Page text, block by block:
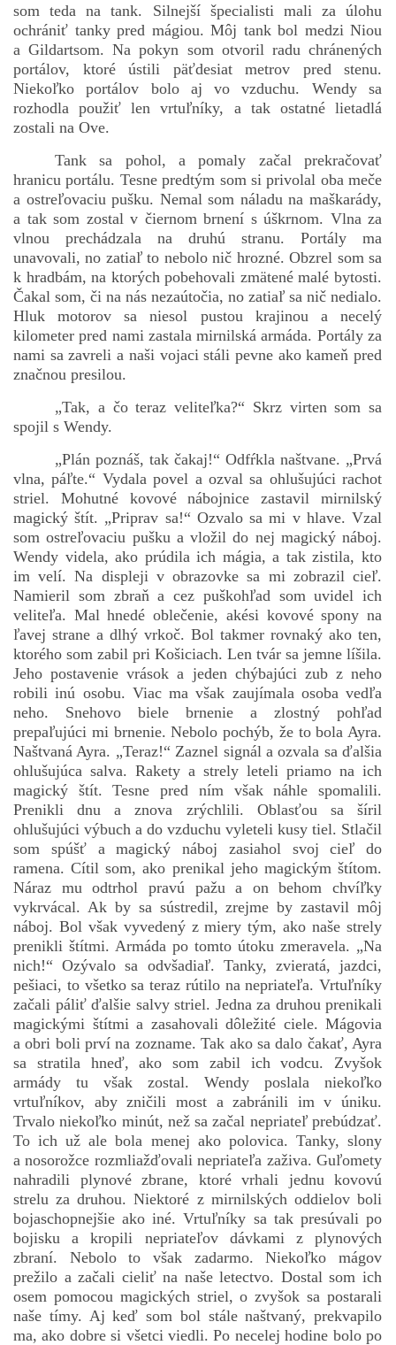
som teda na tank. Silnejší špecialisti mali za úlohu
ochrániť tanky pred mágiou. Môj tank bol medzi Niou
a Gildartsom. Na pokyn som otvoril radu chránených
portálov, ktoré ústili päťdesiat metrov pred stenu.
Niekoľko portálov bolo aj vo vzduchu. Wendy sa
rozhodla použiť len vrtuľníky, a tak ostatné lietadlá
zostali na Ove.
Tank sa pohol, a pomaly začal prekračovať
hranicu portálu. Tesne predtým som si privolal oba meče
a ostreľovaciu pušku. Nemal som náladu na maškarády,
a tak som zostal v čiernom brnení s úškrnom. Vlna za
vlnou prechádzala na druhú stranu. Portály ma
unavovali, no zatiaľ to nebolo nič hrozné. Obzrel som sa
k hradbám, na ktorých pobehovali zmätené malé bytosti.
Čakal som, či na nás nezaútočia, no zatiaľ sa nič nedialo.
Hluk motorov sa niesol pustou krajinou a necelý
kilometer pred nami zastala mirnilská armáda. Portály za
nami sa zavreli a naši vojaci stáli pevne ako kameň pred
značnou presilou.
„Tak, a čo teraz veliteľka?“ Skrz virten som sa
spojil s Wendy.
„Plán poznáš, tak čakaj!“ Odfŕkla naštvane. „Prvá
vlna, páľte.“ Vydala povel a ozval sa ohlušujúci rachot
striel. Mohutné kovové nábojnice zastavil mirnilský
magický štít. „Priprav sa!“ Ozvalo sa mi v hlave. Vzal
som ostreľovaciu pušku a vložil do nej magický náboj.
Wendy videla, ako prúdila ich mágia, a tak zistila, kto
im velí. Na displeji v obrazovke sa mi zobrazil cieľ.
Namieril som zbraň a cez puškohľad som uvidel ich
veliteľa. Mal hnedé oblečenie, akési kovové spony na
ľavej strane a dlhý vrkoč. Bol takmer rovnaký ako ten,
ktorého som zabil pri Košiciach. Len tvár sa jemne líšila.
Jeho postavenie vrások a jeden chýbajúci zub z neho
robili inú osobu. Viac ma však zaujímala osoba vedľa
neho. Snehovo biele brnenie a zlostný pohľad
prepaľujúci mi brnenie. Nebolo pochýb, že to bola Ayra.
Naštvaná Ayra. „Teraz!“ Zaznel signál a ozvala sa ďalšia
ohlušujúca salva. Rakety a strely leteli priamo na ich
magický štít. Tesne pred ním však náhle spomalili.
Prenikli dnu a znova zrýchlili. Oblasťou sa šíril
ohlušujúci výbuch a do vzduchu vyleteli kusy tiel. Stlačil
som spúšť a magický náboj zasiahol svoj cieľ do
ramena. Cítil som, ako prenikal jeho magickým štítom.
Náraz mu odtrhol pravú pažu a on behom chvíľky
vykrvácal. Ak by sa sústredil, zrejme by zastavil môj
náboj. Bol však vyvedený z miery tým, ako naše strely
prenikli štítmi. Armáda po tomto útoku zmeravela. „Na
nich!“ Ozývalo sa odvšadiaľ. Tanky, zvieratá, jazdci,
pešiaci, to všetko sa teraz rútilo na nepriateľa. Vrtuľníky
začali páliť ďalšie salvy striel. Jedna za druhou prenikali
magickými štítmi a zasahovali dôležité ciele. Mágovia
a obri boli prví na zozname. Tak ako sa dalo čakať, Ayra
sa stratila hneď, ako som zabil ich vodcu. Zvyšok
armády tu však zostal. Wendy poslala niekoľko
vrtuľníkov, aby zničili most a zabránili im v úniku.
Trvalo niekoľko minút, než sa začal nepriateľ prebúdzať.
To ich už ale bola menej ako polovica. Tanky, slony
a nosorožce rozmliažďovali nepriateľa zaživa. Guľomety
nahradili plynové zbrane, ktoré vrhali jednu kovovú
strelu za druhou. Niektoré z mirnilských oddielov boli
bojaschopnejšie ako iné. Vrtuľníky sa tak presúvali po
bojisku a kropili nepriateľov dávkami z plynových
zbraní. Nebolo to však zadarmo. Niekoľko mágov
prežilo a začali cieliť na naše letectvo. Dostal som ich
osem pomocou magických striel, o zvyšok sa postarali
naše tímy. Aj keď som bol stále naštvaný, prekvapilo
ma, ako dobre si všetci viedli. Po necelej hodine bolo po